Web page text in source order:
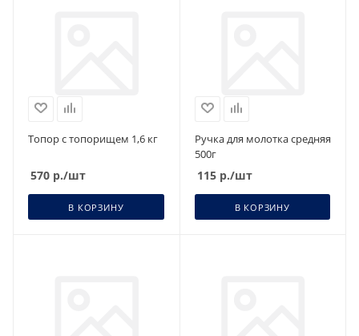
Топор с топорищем 1,6 кг
570 р./шт
В КОРЗИНУ
Ручка для молотка средняя
500г
115р./шт
В КОРЗИНУ